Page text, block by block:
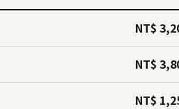
NT$
NT$
NT$